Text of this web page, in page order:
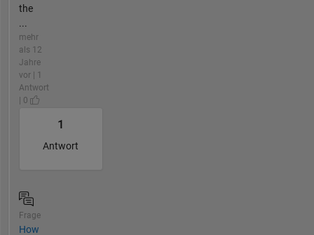
the
...
mehr
als 12
Jahre
vor | 1
Antwort
| 0
1
Antwort
Frage
How